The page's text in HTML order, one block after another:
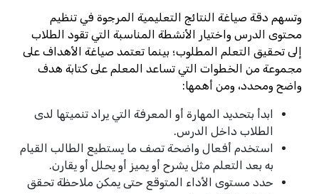
وتسهم دقة صياغة النتائج التعليمية المرجوة في تنظيم
محتوى الدرس واختيار الأنشطة المناسبة التي تقود الطلاب
إلى تحقيق التعلم المطلوب؛ بينما تعتمد صياغة الأهداف على
مجموعة من الخطوات التي تساعد المعلم على كتابة هدف
واضح ومحدد، ومن أهمها:
ابدأ بتحديد المهارة أو المعرفة التي يراد تنميتها لدى
الطلاب داخل الدرس.
استخدم أفعال واضحة تصف ما يستطيع الطالب القيام
به بعد التعلم مثل يشرح أو يميز أو يحلل أو يقارن.
حدد مستوى الأداء المتوقع حتى يمكن ملاحظة تحقق